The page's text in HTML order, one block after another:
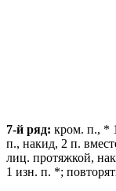
7-й ряд: кром. п., *
п., накид, 2 п.
лиц. протяжкой,
1 изн. п. *;